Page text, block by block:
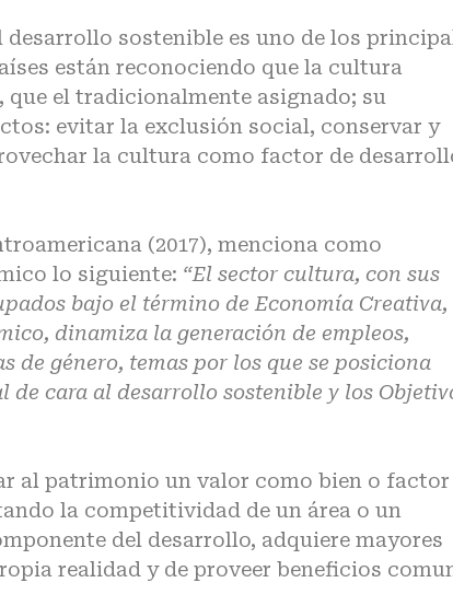
sostenible es uno de los
están reconociendo que la cultura
el tradicionalmente asignado; su
evitar la exclusión social, conservar y
la cultura como factor de
(2017), menciona como
lo siguiente: “El sector cultura, con sus
bajo el término de Economía Creativa,
dinamiza la generación de empleos,
género, temas por los que se posiciona
cara al desarrollo sostenible y los
al patrimonio un valor como bien o factor
la competitividad de un área o un
del desarrollo, adquiere mayores
realidad y de proveer beneficios